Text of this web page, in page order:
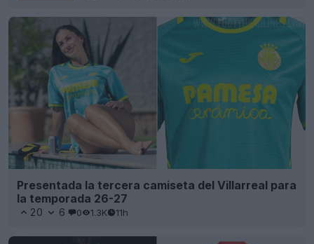
Presentada la tercera camiseta del Villarreal para
la temporada 26-27
20 6 0 1.3K 11h